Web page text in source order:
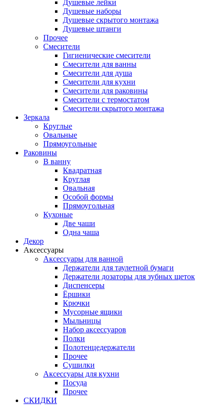
Душевые лейки
Душевые наборы
Душевые скрытого монтажа
Душевые штанги
Прочее
Смесители
Гигиенические смесители
Смесители для ванны
Смесители для душа
Смесители для кухни
Смесители для раковины
Смесители с термостатом
Смесители скрытого монтажа
Зеркала
Круглые
Овальные
Прямоугольные
Раковины
В ванну
Квадратная
Круглая
Овальная
Особой формы
Прямоугольная
Кухоные
Две чаши
Одна чаша
Декор
Аксессуары
Аксессуары для ванной
Держатели для таулетной бумаги
Держатели дозаторы для зубных щеток
Диспенсеры
Ёршики
Крючки
Мусорные ящики
Мыльницы
Набор аксессуаров
Полки
Полотенцедержатели
Прочее
Сушилки
Аксессуары для кухни
Посуда
Прочее
СКИДКИ